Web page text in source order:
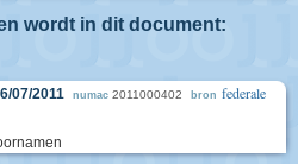
wordt in dit document:
07/2011 numac 2011000402 bron federale